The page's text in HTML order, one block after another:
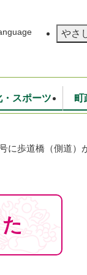
やさ
環境
・特産
・スポーツ 町
・広聴
に歩道橋（側道）